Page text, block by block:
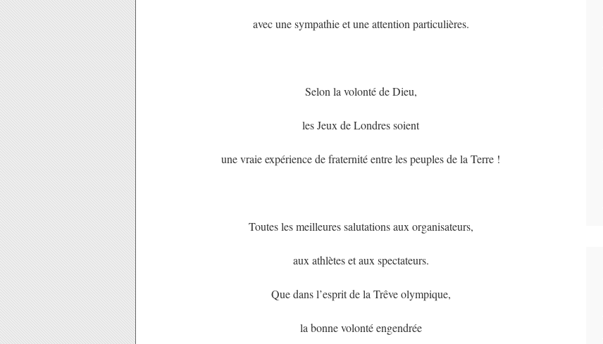
avec une sympathie et une attention particulières.
Selon la volonté de Dieu,
les Jeux de Londres soient
une vraie expérience de fraternité entre les peuples de la Terre !
Toutes les meilleures salutations aux organisateurs,
aux athlètes et aux spectateurs.
Que dans l’esprit de la Trêve olympique,
la bonne volonté engendrée